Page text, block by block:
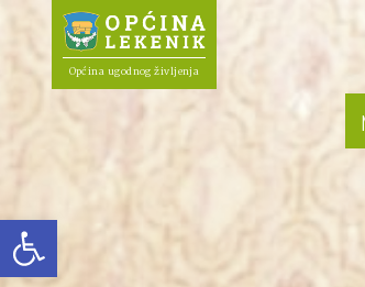
Open toolbar
Općina ugodnog življenja